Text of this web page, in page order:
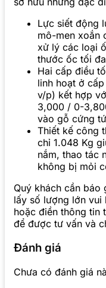
Lực siết động
mô-men xoắn
xử lý các loại
thước ốc tối
Hai cấp điều
linh hoạt ở
v/p) kết hợp
3,000 / 0-
vào gỗ cứng
Thiết kế công
chỉ 1.048 Kg
nắm, thao tác
không bị mỏi
Quý khách cần báo
lấy số lượng lớn vui
hoặc điền thông tin
để được tư vấn và
Đánh giá
Chưa có đánh giá